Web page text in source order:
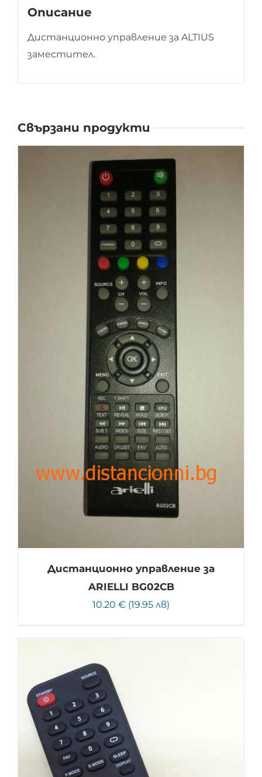
Описание
Дистанционно управление за ALTIUS
заместител.
Свързани продукти
Дистанционно управление за
ARIELLI BG02CB
10.20 € (19.95 лв)